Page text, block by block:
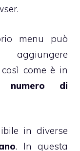
menu può
come è in
numero di
in diverse
. In questa